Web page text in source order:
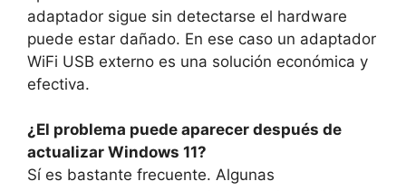
adaptador sigue sin detectarse el hardware
puede estar dañado. En ese caso un adaptador
WiFi USB externo es una solución económica y
efectiva.
¿El problema puede aparecer después de
actualizar Windows 11?
Sí es bastante frecuente. Algunas